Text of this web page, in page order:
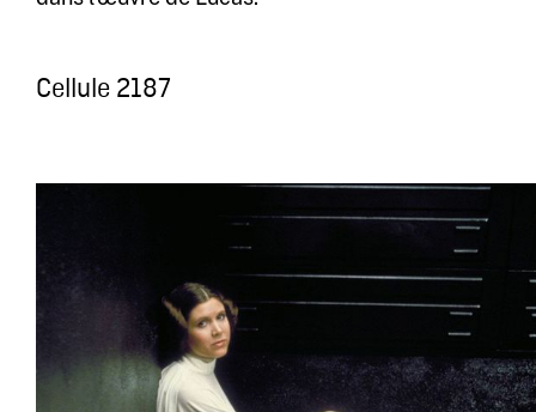
Cellule 2187